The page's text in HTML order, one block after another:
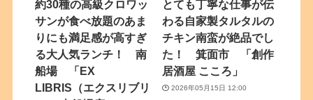
約30種の高級クロワッ
サンが食べ放題のあま
りにも満足感が高すぎ
る大人気ランチ！ 南
船場 「EX
LIBRIS（エクスリブリ
とても丁寧な仕事が伝
わる自家製タルタルの
チキン南蛮が絶品でし
た！ 箕面市 「創作
居酒屋 こころ」
2026年05月15日 12:00